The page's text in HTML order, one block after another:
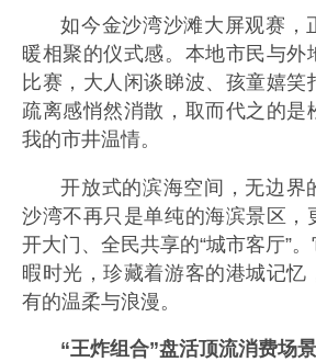
如今金沙湾沙滩大屏观赛，
暖相聚的仪式感。本地市民与外
比赛，大人闲谈睇波、孩童嬉笑
疏离感悄然消散，取而代之的是
我的市井温情。
开放式的滨海空间，无边界
沙湾不再只是单纯的海滨景区，
开大门、全民共享的“城市客厅”
暇时光，珍藏着游客的港城记忆
有的温柔与浪漫。
“王炸组合”盘活顶流消费场景